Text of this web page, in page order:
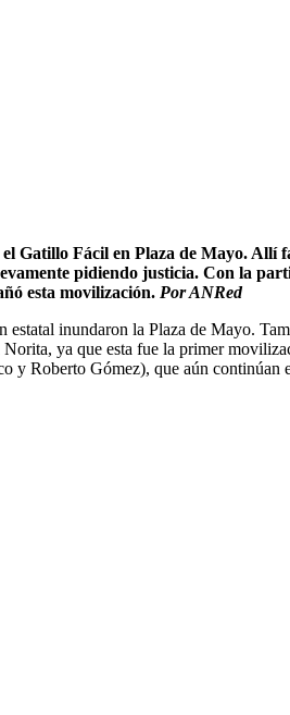
Fácil en Plaza de Mayo. Allí
pidiendo justicia. Con la
esta movilización. Por ANRed
inundaron la Plaza de Mayo.
ya que esta fue la primer
y Roberto Gómez), que aún